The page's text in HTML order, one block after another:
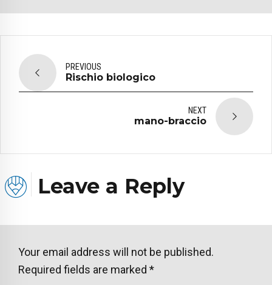
PREVIOUS
Rischio biologico
NEXT
mano-braccio
Leave a Reply
Your email address will not be published.
Required fields are marked *